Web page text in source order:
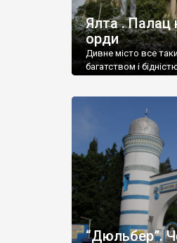
Ялта . Палац
орди
Дивне місто все
багатством і
“Дюльбер”.